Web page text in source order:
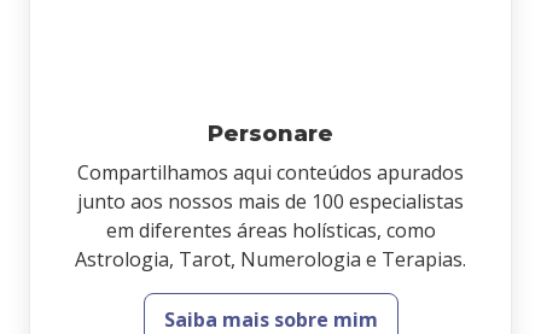
Personare
Compartilhamos aqui conteúdos apurados
junto aos nossos mais de 100 especialistas
em diferentes áreas holísticas, como
Astrologia, Tarot, Numerologia e Terapias.
Saiba mais sobre mim